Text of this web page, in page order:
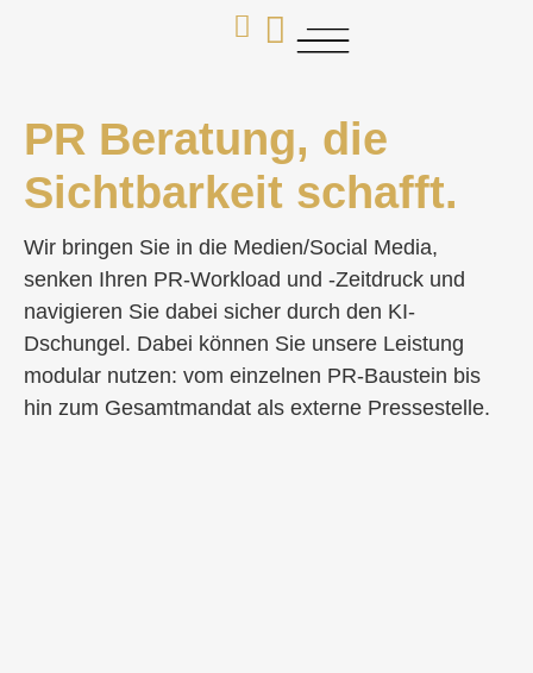
PR Beratung, die
Sichtbarkeit schafft.
Wir bringen Sie in die Medien/Social Media,
senken Ihren PR-Workload und -Zeitdruck und
navigieren Sie dabei sicher durch den KI-
Dschungel. Dabei können Sie unsere Leistung
modular nutzen: vom einzelnen PR-Baustein bis
hin zum Gesamtmandat als externe Pressestelle.